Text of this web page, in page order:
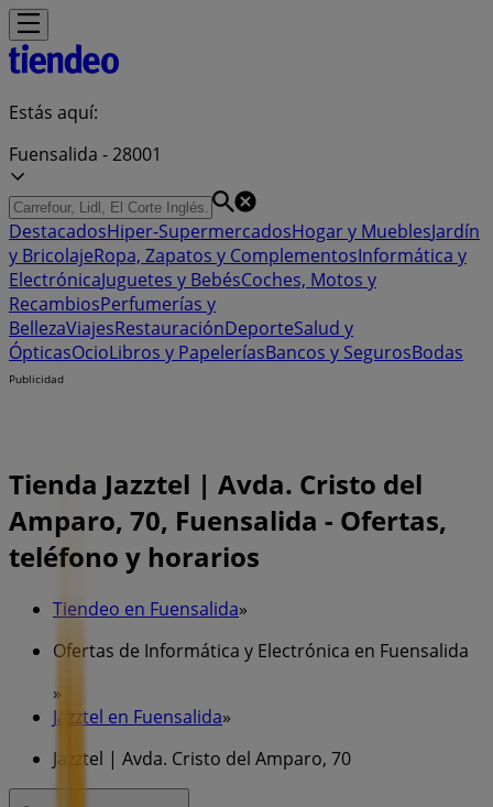
Estás aquí:
Fuensalida - 28001
DestacadosHiper-SupermercadosHogar y MueblesJardín
y BricolajeRopa, Zapatos y ComplementosInformática y
ElectrónicaJuguetes y BebésCoches, Motos y
RecambiosPerfumerías y
BellezaViajesRestauraciónDeporteSalud y
ÓpticasOcioLibros y PapeleríasBancos y SegurosBodas
Publicidad
Tienda Jazztel | Avda. Cristo del
Amparo, 70, Fuensalida - Ofertas,
teléfono y horarios
Tiendeo en Fuensalida»
Ofertas de Informática y Electrónica en Fuensalida
»
Jazztel en Fuensalida»
Jazztel | Avda. Cristo del Amparo, 70